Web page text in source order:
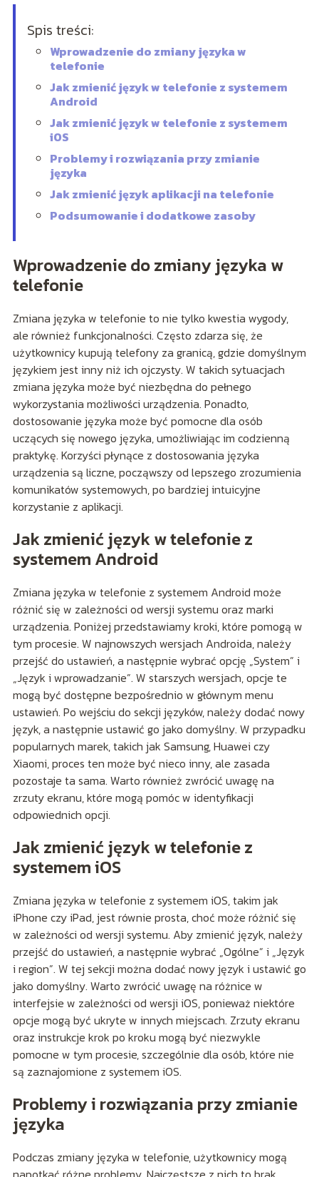
Spis treści:
Wprowadzenie do zmiany języka w
telefonie
Jak zmienić język w telefonie z systemem
Android
Jak zmienić język w telefonie z systemem
iOS
Problemy i rozwiązania przy zmianie
języka
Jak zmienić język aplikacji na telefonie
Podsumowanie i dodatkowe zasoby
Wprowadzenie do zmiany języka w
telefonie
Zmiana języka w telefonie to nie tylko kwestia wygody,
ale również funkcjonalności. Często zdarza się, że
użytkownicy kupują telefony za granicą, gdzie domyślnym
językiem jest inny niż ich ojczysty. W takich sytuacjach
zmiana języka może być niezbędna do pełnego
wykorzystania możliwości urządzenia. Ponadto,
dostosowanie języka może być pomocne dla osób
uczących się nowego języka, umożliwiając im codzienną
praktykę. Korzyści płynące z dostosowania języka
urządzenia są liczne, począwszy od lepszego zrozumienia
komunikatów systemowych, po bardziej intuicyjne
korzystanie z aplikacji.
Jak zmienić język w telefonie z
systemem Android
Zmiana języka w telefonie z systemem Android może
różnić się w zależności od wersji systemu oraz marki
urządzenia. Poniżej przedstawiamy kroki, które pomogą w
tym procesie. W najnowszych wersjach Androida, należy
przejść do ustawień, a następnie wybrać opcję „System” i
„Język i wprowadzanie”. W starszych wersjach, opcje te
mogą być dostępne bezpośrednio w głównym menu
ustawień. Po wejściu do sekcji języków, należy dodać nowy
język, a następnie ustawić go jako domyślny. W przypadku
popularnych marek, takich jak Samsung, Huawei czy
Xiaomi, proces ten może być nieco inny, ale zasada
pozostaje ta sama. Warto również zwrócić uwagę na
zrzuty ekranu, które mogą pomóc w identyfikacji
odpowiednich opcji.
Jak zmienić język w telefonie z
systemem iOS
Zmiana języka w telefonie z systemem iOS, takim jak
iPhone czy iPad, jest równie prosta, choć może różnić się
w zależności od wersji systemu. Aby zmienić język, należy
przejść do ustawień, a następnie wybrać „Ogólne” i „Język
i region”. W tej sekcji można dodać nowy język i ustawić go
jako domyślny. Warto zwrócić uwagę na różnice w
interfejsie w zależności od wersji iOS, ponieważ niektóre
opcje mogą być ukryte w innych miejscach. Zrzuty ekranu
oraz instrukcje krok po kroku mogą być niezwykle
pomocne w tym procesie, szczególnie dla osób, które nie
są zaznajomione z systemem iOS.
Problemy i rozwiązania przy zmianie
języka
Podczas zmiany języka w telefonie, użytkownicy mogą